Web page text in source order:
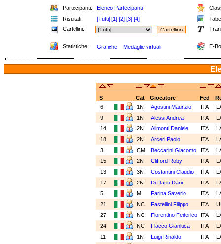
Partecipanti: Elenco Partecipanti
Risultati:
[Tutti] [1] [2] [3] [4]
Cartellini:
Statistiche: Grafiche Medaglie virtuali E-
S Cat Giocatore Fed
6
1N Agostini Maurizio ITA
9
1N Alessi Andrea ITA
14
2N Alimonti Daniele ITA
18
2N Arceri Paolo ITA
3
CM Beccarini Giacomo ITA
15
2N Clifford Roby ITA
13
3N Costantini Claudio ITA
17
2N Di Dario Dario ITA
5
M Farina Saverio ITA
21
NC Fastellini Filippo ITA
27
NC Fiorentino Federico ITA
24
NC Flacco Gianluca ITA
11
1N Luigi Rinaldo ITA